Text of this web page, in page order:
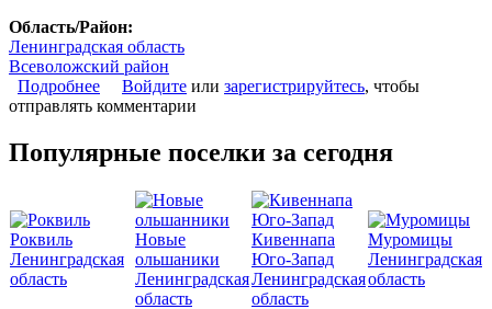
Область/Район:
Ленинградская область
Всеволожский район
Подробнее о Коттеджный поселок «Альпино»
Войдите или зарегистрируйтесь, чтобы
отправлять комментарии
Популярные поселки за сегодня
Роквиль
Ленинградская
область
Новые
ольшаники
Ленинградская
область
Кивеннапа
Юго-Запад
Ленинградская
область
Муромицы
Ленинградская
область